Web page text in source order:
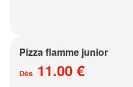
Pizza flamme junior
Dès 11.00 €